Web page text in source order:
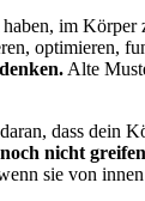
im Körper
optimieren,
Alte
dass dein
nicht
sie von